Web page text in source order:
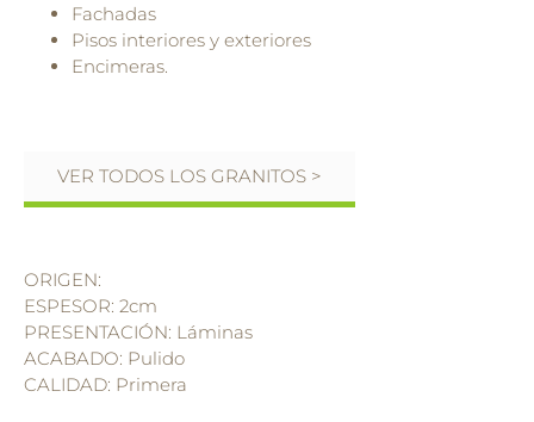
Fachadas
Pisos interiores y exteriores
Encimeras.
VER TODOS LOS GRANITOS >
ORIGEN:
ESPESOR: 2cm
PRESENTACIÓN: Láminas
ACABADO: Pulido
CALIDAD: Primera